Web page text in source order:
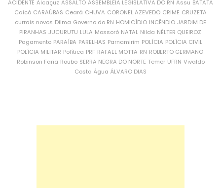
ACIDENTE Alcaçuz ASSALTO ASSEMBLEIA LEGISLATIVA DO RN Assu BATATA
Caicó CARAÚBAS Ceará CHUVA CORONEL AZEVEDO CRIME CRUZETA
currais novos Dilma Governo do RN HOMICÍDIO INCÊNDIO JARDIM DE
PIRANHAS JUCURUTU LULA Mossoró NATAL Nilda NÉLTER QUEIROZ
Pagamento PARAÍBA PARELHAS Parnamirim POLÍCIA POLÍCIA CIVIL
POLÍCIA MILITAR Política PRF RAFAEL MOTTA RN ROBERTO GERMANO
Robinson Faria Roubo SERRA NEGRA DO NORTE Temer UFRN Vivaldo
Costa Água ÁLVARO DIAS